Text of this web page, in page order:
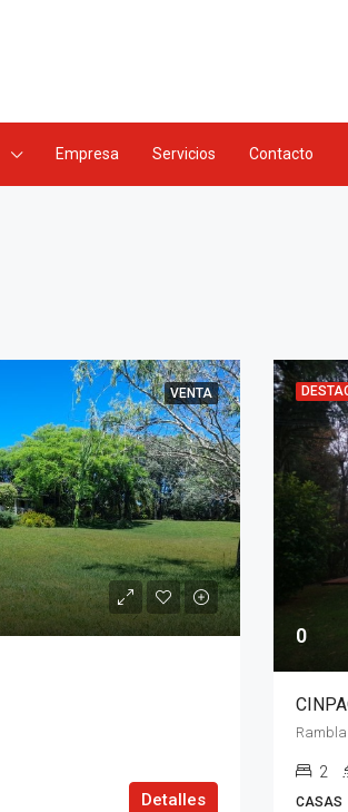
Empresa Servicios Contacto
VENTA
Detalles
0
2
CASAS